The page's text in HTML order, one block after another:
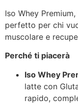
Iso Whey
perfetto per chi
muscolare e
Perché ti piacerà
Iso Whey
latte con
rapido,